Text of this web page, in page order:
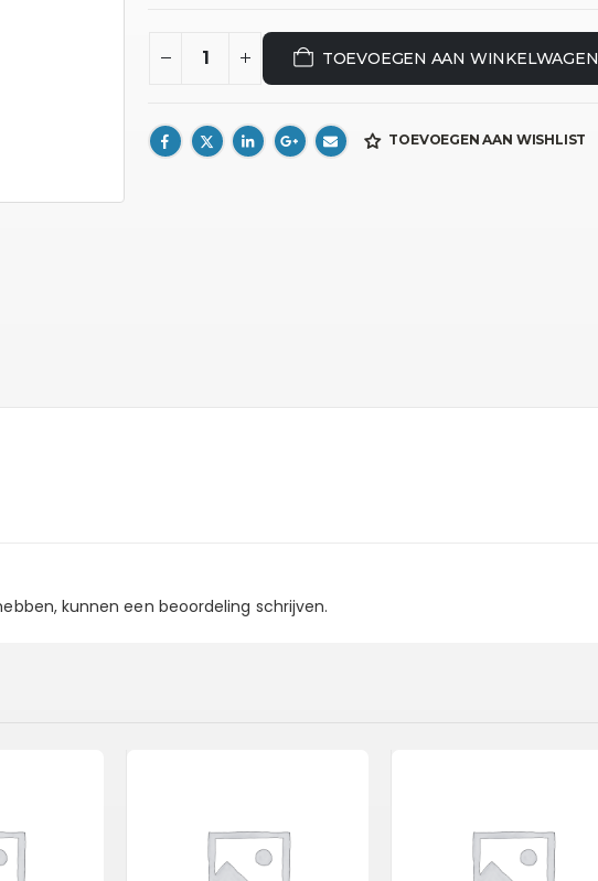
TOEVOEGEN AAN WINKELWAGEN
TOEVOEGEN AAN WISHLIST
kunnen een beoordeling schrijven.